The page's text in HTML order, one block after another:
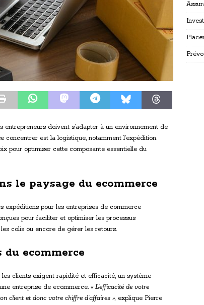
doivent s’adapter à un environnement de
concentrer est la logistique, notamment l’expédition.
pour optimiser cette composante essentielle du
le paysage du ecommerce
expéditions pour les entreprises de commerce
pour faciliter et optimiser les processus
les colis ou encore de gérer les retours.
ecommerce
clients exigent rapidité et efficacité, un système
entreprise de ecommerce. « L’efficacité de votre
client et donc votre chiffre d’affaires », explique Pierre